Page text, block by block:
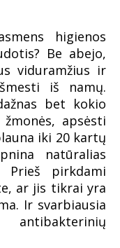
higienos
Be abejo,
viduramžius ir
iš namų.
bet kokio
apsėsti
iki 20 kartų
natūralias
Prieš pirkdami
ar jis tikrai yra
Ir svarbiausia